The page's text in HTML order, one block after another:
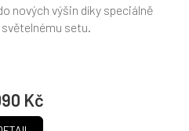
Kč
nových výšin díky speciálně
setu.